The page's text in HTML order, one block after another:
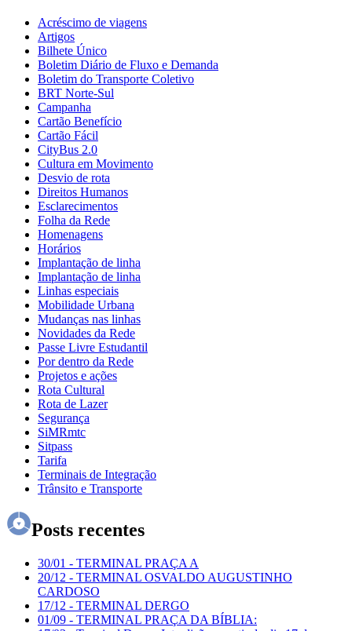
Acréscimo de viagens
Artigos
Bilhete Único
Boletim Diário de Fluxo e Demanda
Boletim do Transporte Coletivo
BRT Norte-Sul
Campanha
Cartão Benefício
Cartão Fácil
CityBus 2.0
Cultura em Movimento
Desvio de rota
Direitos Humanos
Esclarecimentos
Folha da Rede
Homenagens
Horários
Implantação de linha
Implantação de linha
Linhas especiais
Mobilidade Urbana
Mudanças nas linhas
Novidades da Rede
Passe Livre Estudantil
Por dentro da Rede
Projetos e ações
Rota Cultural
Rota de Lazer
Segurança
SiMRmtc
Sitpass
Tarifa
Terminais de Integração
Trânsito e Transporte
Posts recentes
30/01 - TERMINAL PRAÇA A
20/12 - TERMINAL OSVALDO AUGUSTINHO
CARDOSO
17/12 - TERMINAL DERGO
01/09 - TERMINAL PRAÇA DA BÍBLIA: